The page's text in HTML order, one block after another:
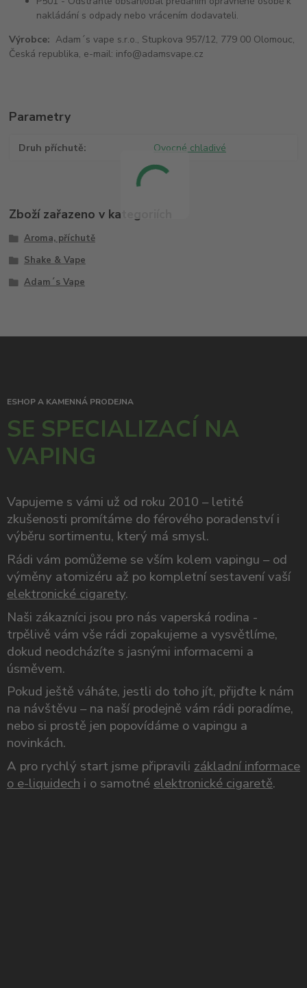
nakládání s odpady nebo vrácením dodavateli.
Výrobce: Adam´s vape s.r.o., Stupkova 957/12, 779 00 Olomouc,
Česká republika, e-mail: info@adamsvape.cz
Parametry
Druh příchutě Ovocné chladivé
Zboží zařazeno v kategoriích
Aroma, příchutě
Shake & Vape
Adam´s Vape
ESHOP A KAMENNÁ PRODEJNA
SE SPECIALIZACÍ NA
VAPING
Vapujeme s vámi už od roku 2010 – letité
zkušenosti promítáme do férového poradenství i
výběru sortimentu, který má smysl.
Rádi vám pomůžeme se vším kolem vapingu – od
výměny atomizéru až po kompletní sestavení vaší
elektronické cigarety.
Naši zákazníci jsou pro nás vaperská rodina -
trpělivě vám vše rádi zopakujeme a vysvětlíme,
dokud neodcházíte s jasnými informacemi a
úsměvem.
Pokud ještě váháte, jestli do toho jít, přijďte k nám
na návštěvu – na naší prodejně vám rádi poradíme,
nebo si prostě jen popovídáme o vapingu a
novinkách.
A pro rychlý start jsme připravili základní informace
o e-liquidech i o samotné elektronické cigaretě.